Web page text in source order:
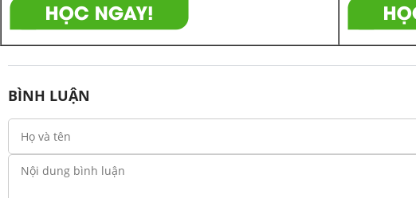
BÌNH LUẬN